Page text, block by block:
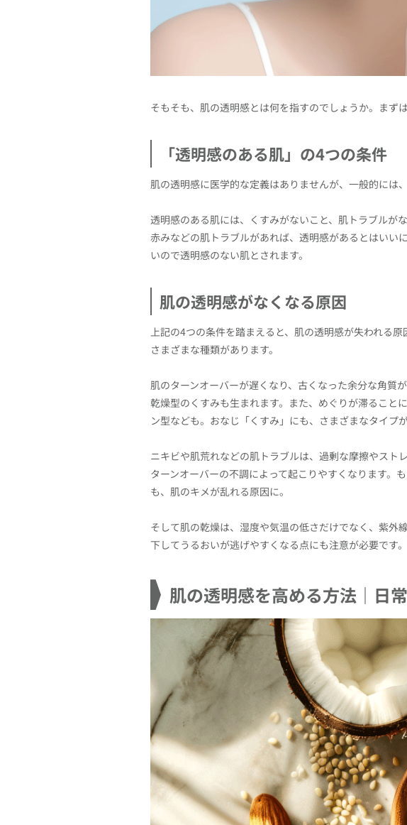
そもそも、肌の透明感とは何を指すのでしょうか。まず
「透明感のある肌」の4つの条件
肌の透明感に医学的な定義はありませんが、一般的には
透明感のある肌には、くすみがないこと、肌トラブルが
赤みなどの肌トラブルがあれば、透明感があるとはいい
いので透明感のない肌とされます。
肌の透明感がなくなる原因
上記の4つの条件を踏まえると、肌の透明感が失われる
さまざまな種類があります。
肌のターンオーバーが遅くなり、古くなった余分な角質
乾燥型のくすみも生まれます。また、めぐりが滞ること
ン型なども。おなじ「くすみ」にも、さまざまなタイプが
ニキビや肌荒れなどの肌トラブルは、過剰な摩擦やスト
ターンオーバーの不調によって起こりやすくなります。
も、肌のキメが乱れる原因に。
そして肌の乾燥は、湿度や気温の低さだけでなく、紫外
下してうるおいが逃げやすくなる点にも注意が必要です。
肌の透明感を高める方法｜日